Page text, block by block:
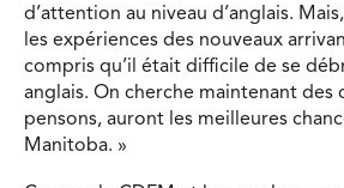
d’attention au niveau d’anglais.
les expériences des nouveaux
compris qu’il était difficile de se
anglais. On cherche maintenant des
pensons, auront les meilleures
Manitoba. »